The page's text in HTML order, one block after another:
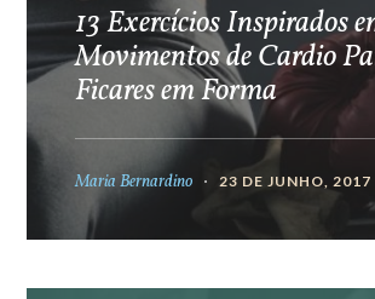
13 Exercícios Inspirados
Movimentos de Cardio
Ficares em Forma
Maria Bernardino 23 DE JUNHO, 2017